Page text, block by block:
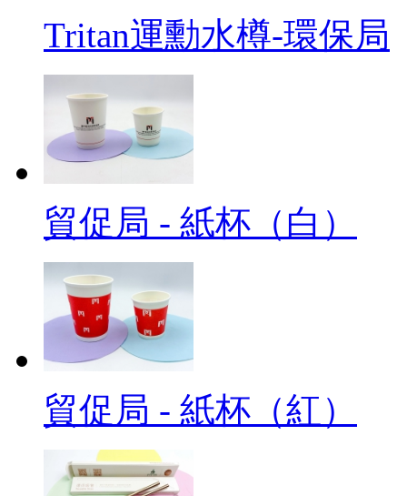
Tritan運勳水樽-環保局
貿促局 - 紙杯（白）
貿促局 - 紙杯（紅）